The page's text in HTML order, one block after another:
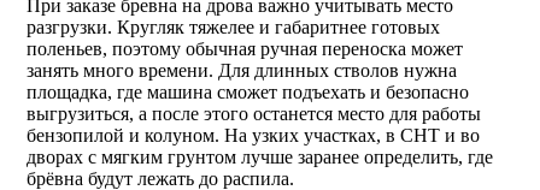
При заказе бревна на дрова важно учитывать место
разгрузки. Кругляк тяжелее и габаритнее готовых
поленьев, поэтому обычная ручная переноска может
занять много времени. Для длинных стволов нужна
площадка, где машина сможет подъехать и безопасно
выгрузиться, а после этого останется место для работы
бензопилой и колуном. На узких участках, в СНТ и во
дворах с мягким грунтом лучше заранее определить, где
брёвна будут лежать до распила.